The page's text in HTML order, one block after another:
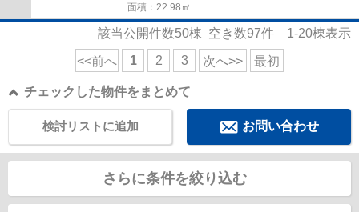
面積：22.98㎡
該当公開件数50棟 空き数97件 1-20棟表示
<<前へ 1 2 3 次へ>> 最初
チェックした物件をまとめて
お問い合わせ
検討リストに追加
さらに条件を絞り込む